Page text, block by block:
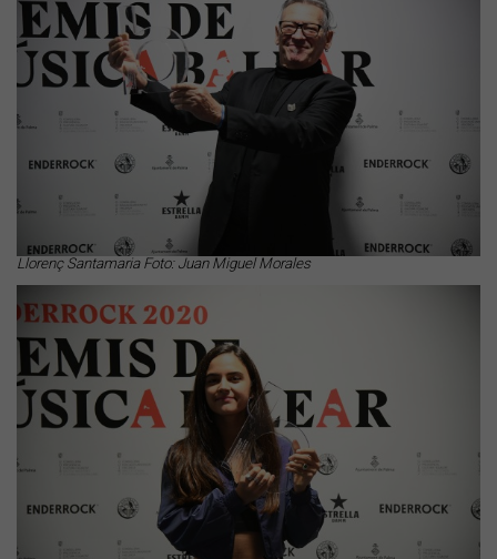
Llorenç Santamaria Foto: Juan Miguel Morales